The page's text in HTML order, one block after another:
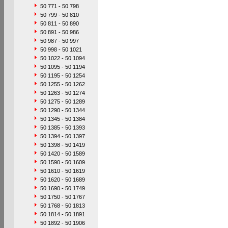
50 771 - 50 798
50 799 - 50 810
50 811 - 50 890
50 891 - 50 986
50 987 - 50 997
50 998 - 50 1021
50 1022 - 50 1094
50 1095 - 50 1194
50 1195 - 50 1254
50 1255 - 50 1262
50 1263 - 50 1274
50 1275 - 50 1289
50 1290 - 50 1344
50 1345 - 50 1384
50 1385 - 50 1393
50 1394 - 50 1397
50 1398 - 50 1419
50 1420 - 50 1589
50 1590 - 50 1609
50 1610 - 50 1619
50 1620 - 50 1689
50 1690 - 50 1749
50 1750 - 50 1767
50 1768 - 50 1813
50 1814 - 50 1891
50 1892 - 50 1906